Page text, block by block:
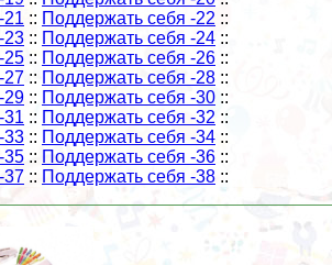
21 :: Поддержать себя -22 ::
23 :: Поддержать себя -24 ::
25 :: Поддержать себя -26 ::
27 :: Поддержать себя -28 ::
29 :: Поддержать себя -30 ::
31 :: Поддержать себя -32 ::
33 :: Поддержать себя -34 ::
35 :: Поддержать себя -36 ::
37 :: Поддержать себя -38 ::